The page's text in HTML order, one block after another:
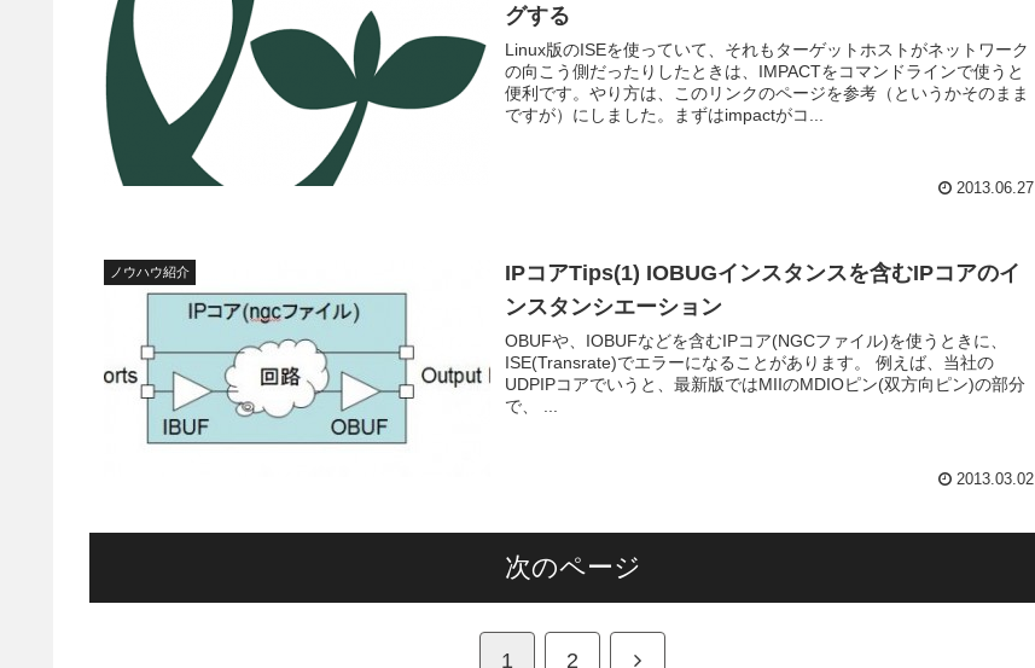
グする
Linux版のISEを使っていて、それもターゲットホストがネットワーク
の向こう側だったりしたときは、IMPACTをコマンドラインで使うと
便利です。やり方は、このリンクのページを参考（というかそのまま
ですが）にしました。まずはimpactがコ...
2013.06.27
ノウハウ紹介
IPコアTips(1) IOBUGインスタンスを含むIPコアのイ
ンスタンシエーション
OBUFや、IOBUFなどを含むIPコア(NGCファイル)を使うときに、
ISE(Transrate)でエラーになることがあります。 例えば、当社の
UDPIPコアでいうと、最新版ではMIIのMDIOピン(双方向ピン)の部分
で、 ...
2013.03.02
次のページ
1 2